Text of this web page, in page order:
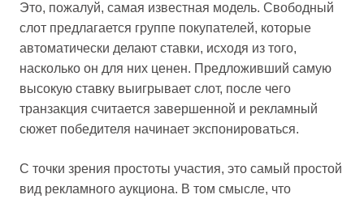
Это, пожалуй, самая известная модель. Свободный
слот предлагается группе покупателей, которые
автоматически делают ставки, исходя из того,
насколько он для них ценен. Предложивший самую
высокую ставку выигрывает слот, после чего
транзакция считается завершенной и рекламный
сюжет победителя начинает экспонироваться.
С точки зрения простоты участия, это самый простой
вид рекламного аукциона. В том смысле, что